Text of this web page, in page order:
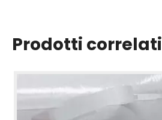
Prodotti correlati